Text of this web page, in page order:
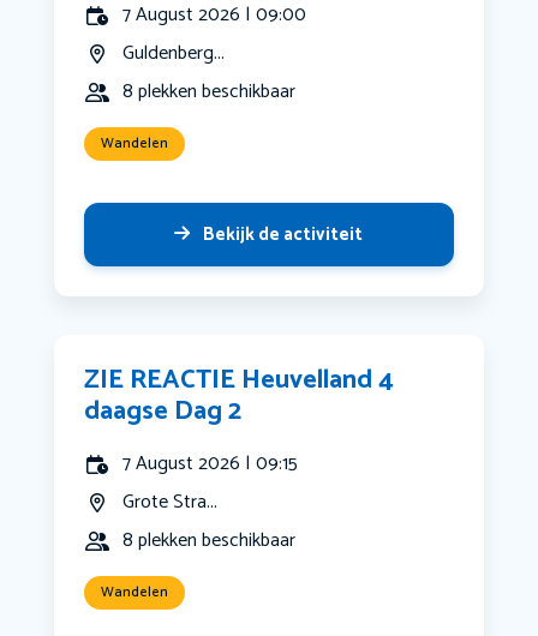
7 August 2026 | 09:00
Guldenberg...
8 plekken beschikbaar
Wandelen
Bekijk de activiteit
ZIE REACTIE Heuvelland 4
daagse Dag 2
7 August 2026 | 09:15
Grote Stra...
8 plekken beschikbaar
Wandelen